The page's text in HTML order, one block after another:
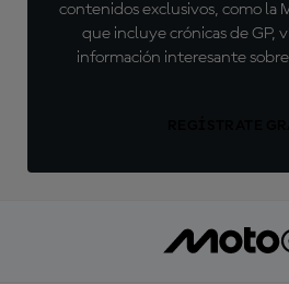
contenidos exclusivos, como la
que incluye crónicas de GP,
información interesante